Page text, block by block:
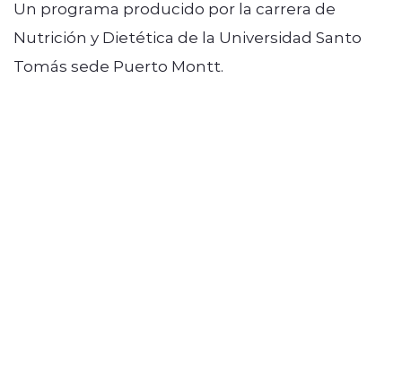
Un programa producido por la carrera de
Nutrición y Dietética de la Universidad Santo
Tomás sede Puerto Montt.